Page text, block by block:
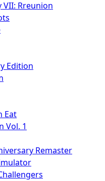
VII: Rreunion
Edition
Eat
Vol. 1
Remaster